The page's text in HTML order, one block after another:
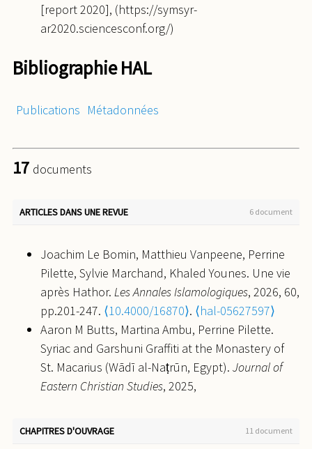
[report 2020], (https://symsyr-
ar2020.sciencesconf.org/)
Bibliographie HAL
Publications Métadonnées
17 documents
ARTICLES DANS UNE REVUE 6 document
Joachim Le Bomin, Matthieu Vanpeene, Perrine
Pilette, Sylvie Marchand, Khaled Younes. Une vie
après Hathor. Les Annales Islamologiques, 2026, 60,
pp.201-247. ⟨10.4000/16870⟩. ⟨hal-05627597⟩
Aaron M Butts, Martina Ambu, Perrine Pilette.
Syriac and Garshuni Graffiti at the Monastery of
St. Macarius (Wādī al-Naṭrūn, Egypt). Journal of
Eastern Christian Studies, 2025,
Perrine Pilette. Transforming the Coptic
CHAPITRES D'OUVRAGE 11 document